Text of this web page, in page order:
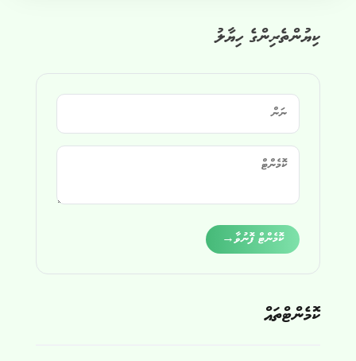
ކިޔުންތެރިންގެ ހިޔާލު
ކޮމެންޓް ފޮނުވާ→
ކޮމެންޓްތައް